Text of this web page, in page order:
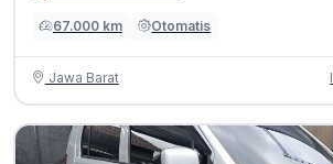
67.000 km Otomatis
Jawa Barat